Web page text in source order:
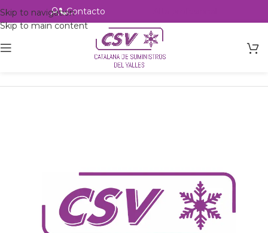
Skip to navigation
Skip to main content
Contacto
csvalles